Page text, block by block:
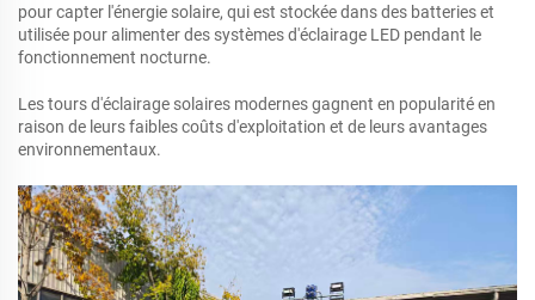
pour capter l'énergie solaire, qui est stockée dans des batteries et
utilisée pour alimenter des systèmes d'éclairage LED pendant le
fonctionnement nocturne.
Les tours d'éclairage solaires modernes gagnent en popularité en
raison de leurs faibles coûts d'exploitation et de leurs avantages
environnementaux.